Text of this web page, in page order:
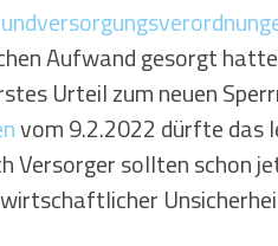
Entsorgung/Abfall
Wirtschafts- und
Verwaltungsrecht
Aufwand gesorgt
Urteil zum neuen
vom 9.2.2022 dürfte das
Versorger sollten schon